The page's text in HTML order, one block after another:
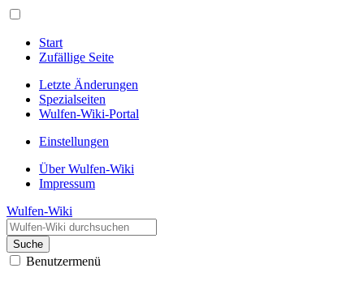
Start
Zufällige Seite
Letzte Änderungen
Spezialseiten
Wulfen-Wiki-Portal
Einstellungen
Über Wulfen-Wiki
Impressum
Wulfen-Wiki
Suche
Benutzermenü